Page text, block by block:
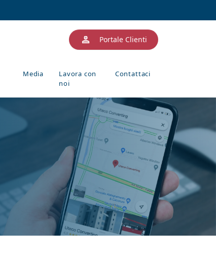
Portale Clienti
Media
Lavora con
noi
Contattaci